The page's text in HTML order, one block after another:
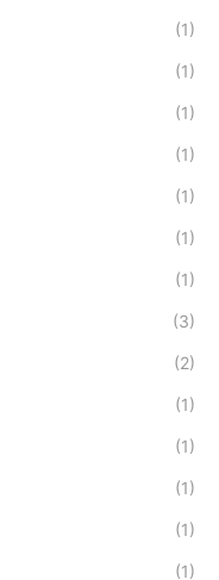
(1)
(1)
(1)
(1)
(1)
(1)
(1)
(3)
(2)
(1)
(1)
(1)
(1)
(1)